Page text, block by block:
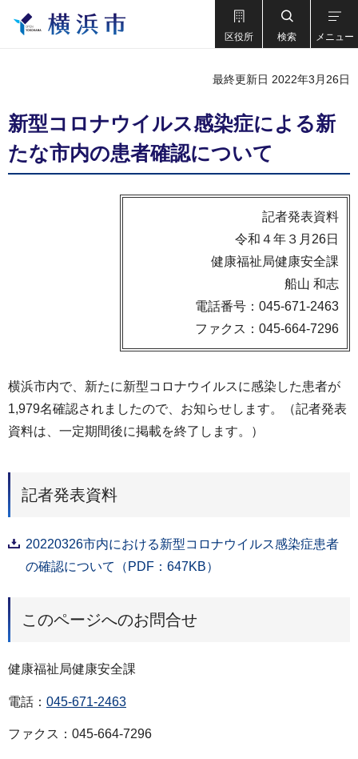
区役所 検索 メニュー
最終更新日 2022年3月26日
新型コロナウイルス感染症による新
たな市内の患者確認について
記者発表資料
令和４年３月26日
健康福祉局健康安全課
船山 和志
電話番号：045-671-2463
ファクス：045-664-7296
横浜市内で、新たに新型コロナウイルスに感染した患者が
1,979名確認されましたので、お知らせします。（記者発表
資料は、一定期間後に掲載を終了します。）
記者発表資料
20220326市内における新型コロナウイルス感染症患者
の確認について（PDF：647KB）
このページへのお問合せ
健康福祉局健康安全課
電話： 045-671-2463
ファクス：045-664-7296